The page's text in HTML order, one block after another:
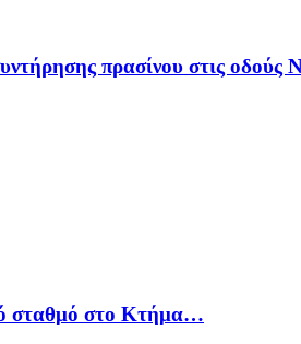
πρασίνου στις οδούς
σταθμό στο Κτήμα…